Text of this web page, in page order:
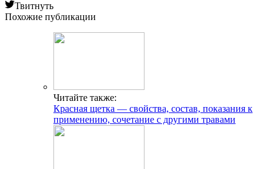
Твитнуть
Похожие публикации
Читайте также:
Красная щетка — свойства, состав, показания к
применению, сочетание с другими травами